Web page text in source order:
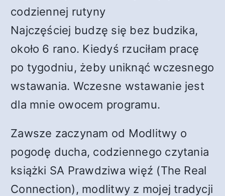
codziennej rutyny
Najczęściej budzę się bez budzika,
około 6 rano. Kiedyś rzuciłam pracę
po tygodniu, żeby uniknąć wczesnego
wstawania. Wczesne wstawanie jest
dla mnie owocem programu.
Zawsze zaczynam od Modlitwy o
pogodę ducha, codziennego czytania
książki SA Prawdziwa więź (The Real
Connection), modlitwy z mojej tradycji